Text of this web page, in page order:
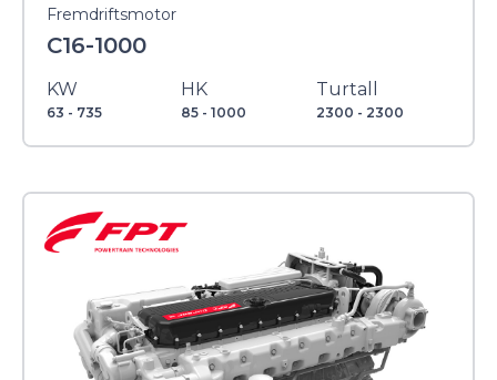
Fremdriftsmotor
C16-1000
KW
63 - 735
HK
85 - 1000
Turtall
2300 - 2300